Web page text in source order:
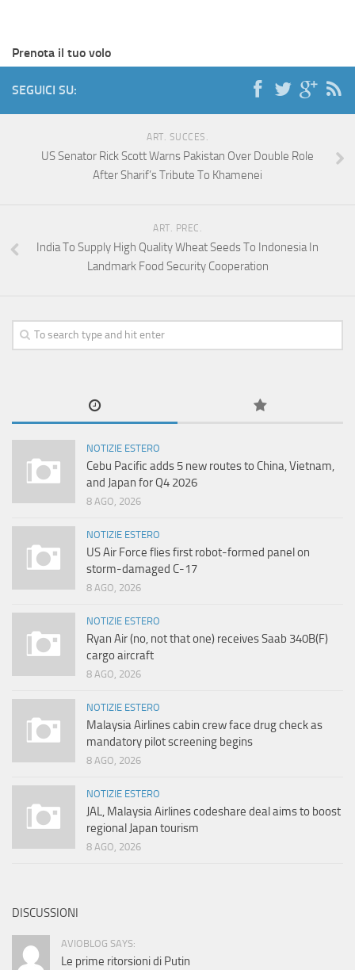
Prenota il tuo volo
SEGUICI SU:
ART. SUCCES.
US Senator Rick Scott Warns Pakistan Over Double Role
After Sharif’s Tribute To Khamenei
ART. PREC.
India To Supply High Quality Wheat Seeds To Indonesia In
Landmark Food Security Cooperation
NOTIZIE ESTERO
Cebu Pacific adds 5 new routes to China, Vietnam,
and Japan for Q4 2026
8 AGO, 2026
NOTIZIE ESTERO
US Air Force flies first robot-formed panel on
storm-damaged C-17
8 AGO, 2026
NOTIZIE ESTERO
Ryan Air (no, not that one) receives Saab 340B(F)
cargo aircraft
8 AGO, 2026
NOTIZIE ESTERO
Malaysia Airlines cabin crew face drug check as
mandatory pilot screening begins
8 AGO, 2026
NOTIZIE ESTERO
JAL, Malaysia Airlines codeshare deal aims to boost
regional Japan tourism
8 AGO, 2026
DISCUSSIONI
AVIOBLOG SAYS:
Le prime ritorsioni di Putin